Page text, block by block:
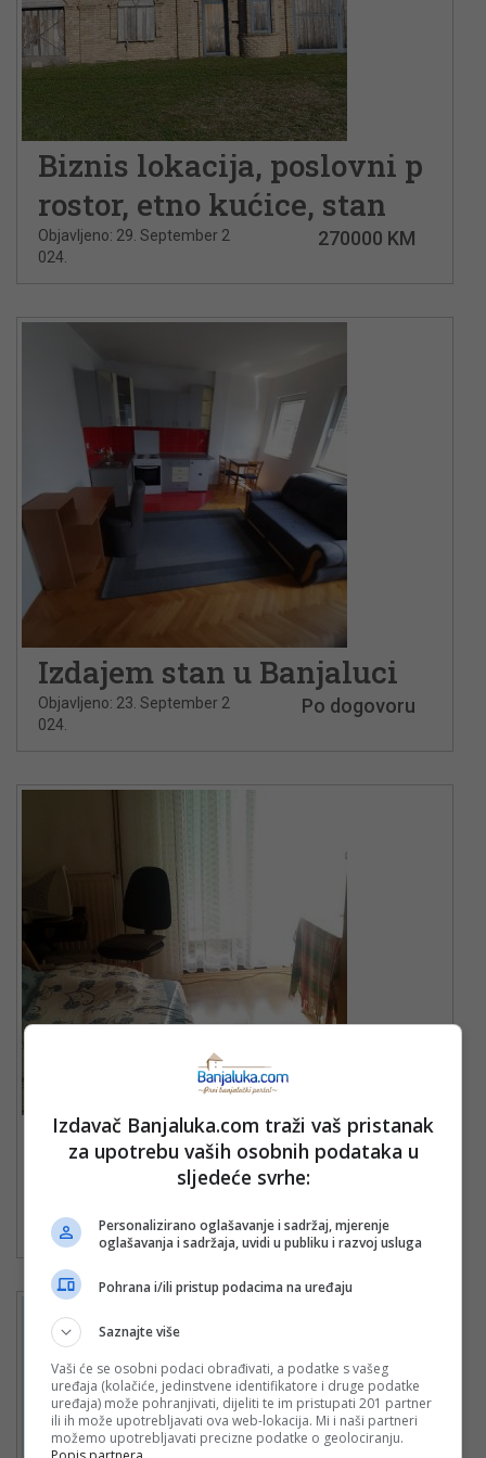
Biznis lokacija, poslovni p
rostor, etno kućice, stan
Objavljeno: 29. September 2
024.
270000 KM
Izdajem stan u Banjaluci
Objavljeno: 23. September 2
024.
Po dogovoru
IZDAJEM DVIJE NAMJEŠ
TENE jednokrevcetne sobe
024.
Izdavač Banjaluka.com traži vaš pristanak
za upotrebu vaših osobnih podataka u
sljedeće svrhe:
Personalizirano oglašavanje i sadržaj, mjerenje
oglašavanja i sadržaja, uvidi u publiku i razvoj usluga
Pohrana i/ili pristup podacima na uređaju
Saznajte više
Vaši će se osobni podaci obrađivati, a podatke s vašeg
uređaja (kolačiće, jedinstvene identifikatore i druge podatke
uređaja) može pohranjivati, dijeliti te im pristupati 201 partner
ili ih može upotrebljavati ova web-lokacija. Mi i naši partneri
možemo upotrebljavati precizne podatke o geolociranju.